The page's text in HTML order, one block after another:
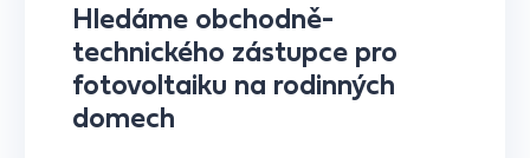
Hledáme obchodně-
technického zástupce pro
fotovoltaiku na rodinných
domech